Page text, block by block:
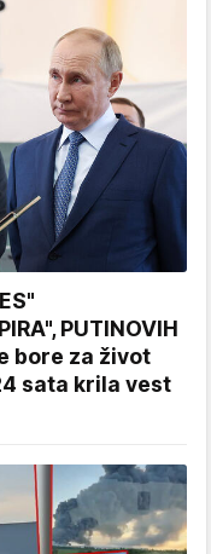
PUTINOVIH
bore za život
sata krila vest